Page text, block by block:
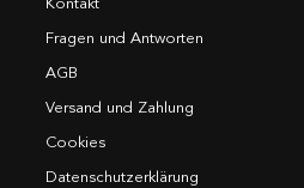
Fragen und Antworten
AGB
Versand und Zahlung
Cookies
Datenschutzerklärung